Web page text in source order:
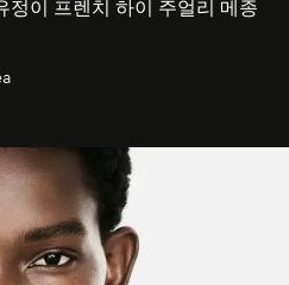
정이 프렌치 하이 주얼리 메종